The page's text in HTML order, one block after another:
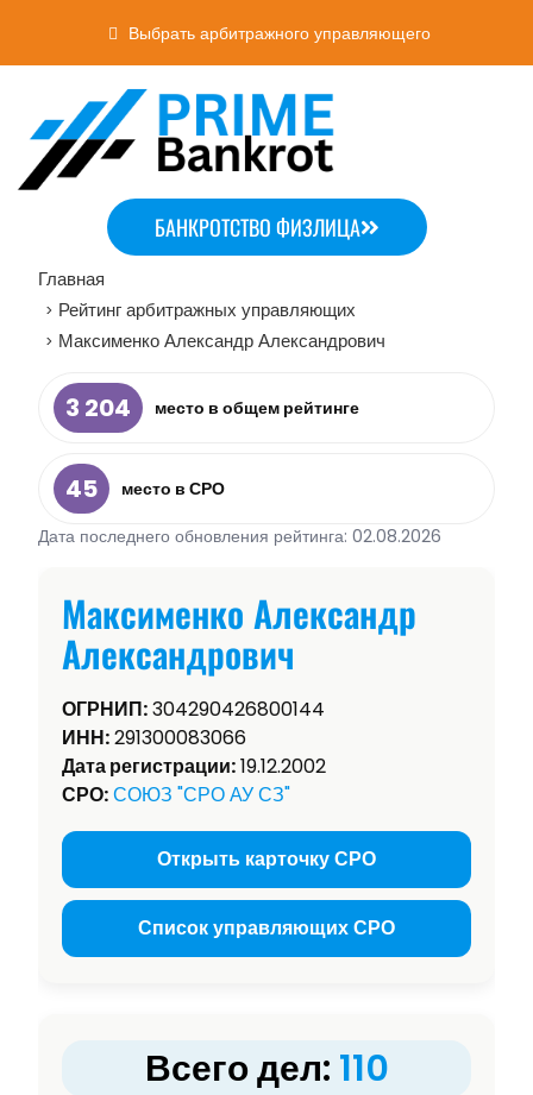
Выбрать арбитражного управляющего
БАНКРОТСТВО ФИЗЛИЦА
Главная
> Рейтинг арбитражных управляющих
> Максименко Александр Александрович
3 204 место в общем рейтинге
45
место в СРО
Дата последнего обновления рейтинга: 02.08.2026
Максименко Александр
Александрович
ОГРНИП:304290426800144
ИНН:291300083066
Дата регистрации:19.12.2002
СРО:СОЮЗ "СРО АУ СЗ"
Открыть карточку СРО
Список управляющих СРО
Всего дел: 110